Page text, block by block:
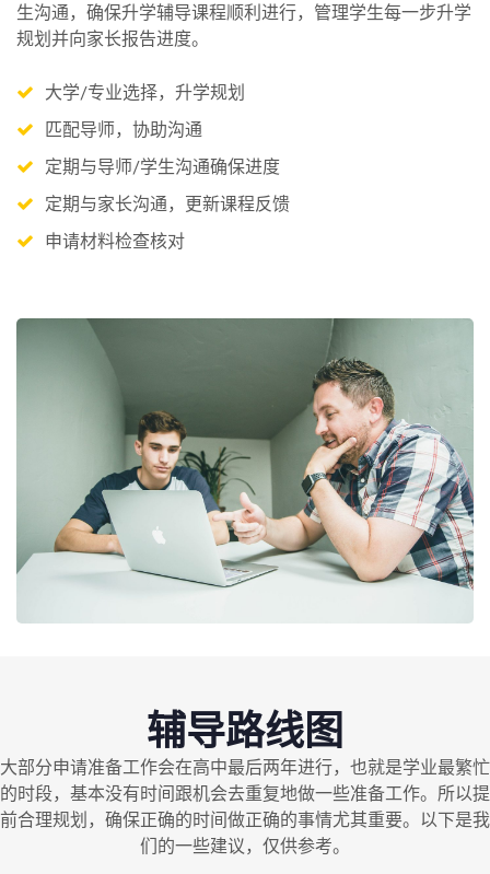
生沟通，确保升学辅导课程顺利进行，管理学生每一步升学
规划并向家长报告进度。
大学/专业选择，升学规划
匹配导师，协助沟通
定期与导师/学生沟通确保进度
定期与家长沟通，更新课程反馈
申请材料检查核对
辅导路线图
大部分申请准备工作会在高中最后两年进行，也就是学业最繁忙
的时段，基本没有时间跟机会去重复地做一些准备工作。所以提
前合理规划，确保正确的时间做正确的事情尤其重要。以下是我
们的一些建议，仅供参考。